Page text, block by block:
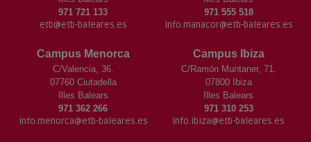
971 721 133
etb@etb-baleares.es
971 555 518
info.manacor@etb-baleares.es
Campus Menorca
C/Valencia, 36.
07760 Ciutadella
Illes Balears
971 362 266
info.menorca@etb-baleares.es
Campus Ibiza
C/Ramón Muntaner, 71.
07800 Ibiza
Illes Balears
971 310 253
info.ibiza@etb-baleares.es